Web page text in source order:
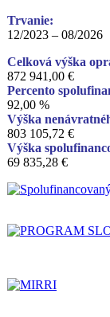
Trvanie:
12/2023 – 08/2026
Celková výška
872 941,00 €
Percento
92,00 %
Výška
803 105,72 €
Výška
69 835,28 €